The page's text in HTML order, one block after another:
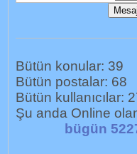
Bütün konular: 39
Bütün postalar: 68
Bütün kullanıcılar:
Şu anda Online
bügün